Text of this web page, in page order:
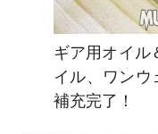
ギア用オイル
イル、ワン
補充完了！